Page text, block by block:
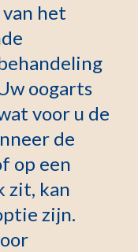
het
oogarts
voor u de
de
op een
zit, kan
zijn.